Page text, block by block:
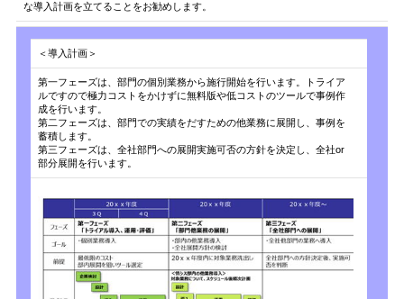
な導入計画を立てることをお勧めします。
＜導入計画＞
第一フェーズは、部門の個別業務から施行開始を行います。トライア
ルですので極力コストをかけずに無料版や低コストのツールで事例作
成を行います。
第二フェーズは、部門での実績をだすための他業務に展開し、事例を
蓄積します。
第三フェーズは、全社部門への展開実施可否の方針を決定し、全社or
部分展開を行います。